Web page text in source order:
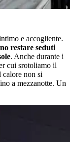
e accogliente.
restare seduti
. Anche durante i
cui srotoliamo il
calore non si
a mezzanotte. Un